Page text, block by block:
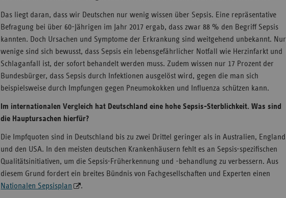
Das liegt daran, dass wir Deutschen nur wenig wissen über Sepsis. Eine repräsentative
Befragung bei über 60-Jährigen im Jahr 2017 ergab, dass zwar 88 % den Begriff Sepsis
kannten. Doch Ursachen und Symptome der Erkrankung sind weitgehend unbekannt. Nur
wenige sind sich bewusst, dass Sepsis ein lebensgefährlicher Notfall wie Herzinfarkt und
Schlaganfall ist, der sofort behandelt werden muss. Zudem wissen nur 17 Prozent der
Bundesbürger, dass Sepsis durch Infektionen ausgelöst wird, gegen die man sich
beispielsweise durch Impfungen gegen Pneumokokken und Influenza schützen kann.
Im internationalen Vergleich hat Deutschland eine hohe Sepsis-Sterblichkeit. Was sind
die Hauptursachen hierfür?
Die Impfquoten sind in Deutschland bis zu zwei Drittel geringer als in Australien, England
und den USA. In den meisten deutschen Krankenhäusern fehlt es an Sepsis-spezifischen
Qualitätsinitiativen, um die Sepsis-Früherkennung und -behandlung zu verbessern. Aus
diesem Grund fordert ein breites Bündnis von Fachgesellschaften und Experten einen
Nationalen Sepsisplan
.